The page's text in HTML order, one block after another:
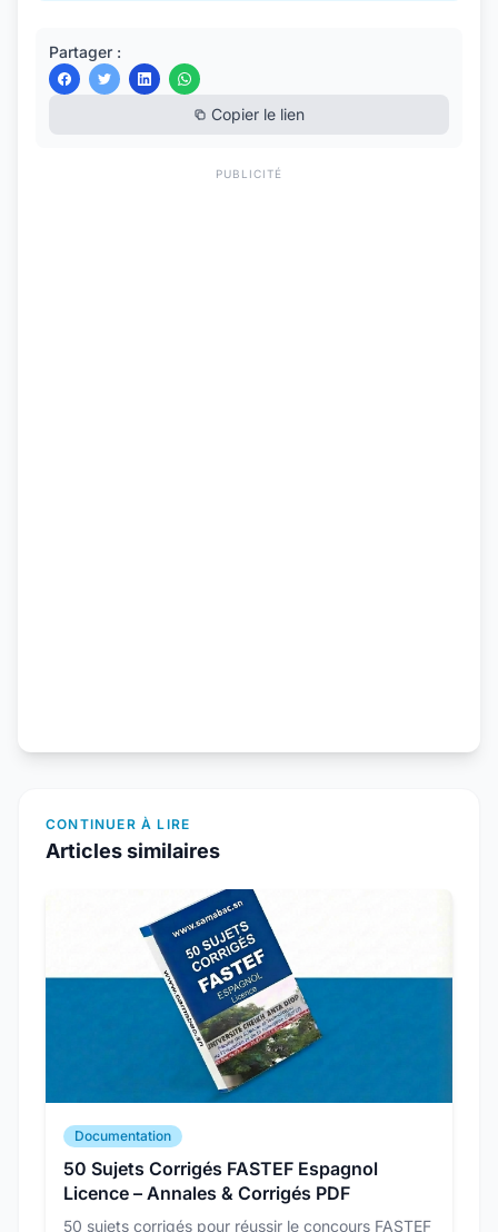
Partager :
Copier le lien
PUBLICITÉ
CONTINUER À LIRE
Articles similaires
Documentation
50 Sujets Corrigés FASTEF Espagnol
Licence – Annales & Corrigés PDF
50 sujets corrigés pour réussir le concours FASTEF